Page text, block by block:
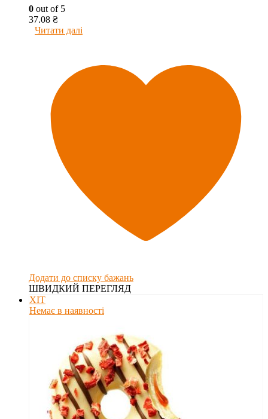
0 out of 5
37.08 ₴
Читати далі
Додати до списку бажань
ШВИДКИЙ ПЕРЕГЛЯД
ХІТ
Немає в наявності